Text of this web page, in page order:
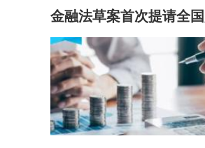
金融法草案首次提请全